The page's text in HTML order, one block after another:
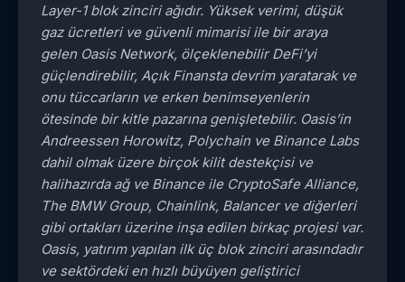
Layer-1 blok zinciri ağıdır. Yüksek verimi, düşük
gaz ücretleri ve güvenli mimarisi ile bir araya
gelen Oasis Network, ölçeklenebilir DeFi’yi
güçlendirebilir, Açık Finansta devrim yaratarak ve
onu tüccarların ve erken benimseyenlerin
ötesinde bir kitle pazarına genişletebilir. Oasis’in
Andreessen Horowitz, Polychain ve Binance Labs
dahil olmak üzere birçok kilit destekçisi ve
halihazırda ağ ve Binance ile CryptoSafe Alliance,
The BMW Group, Chainlink, Balancer ve diğerleri
gibi ortakları üzerine inşa edilen birkaç projesi var.
Oasis, yatırım yapılan ilk üç blok zinciri arasındadır
ve sektördeki en hızlı büyüyen geliştirici